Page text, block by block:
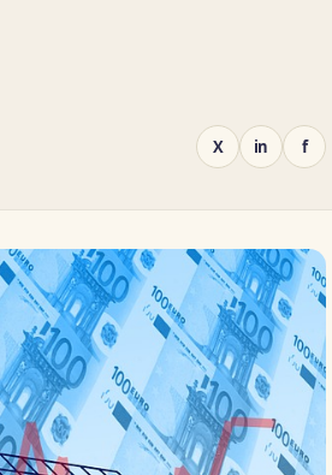
X in f